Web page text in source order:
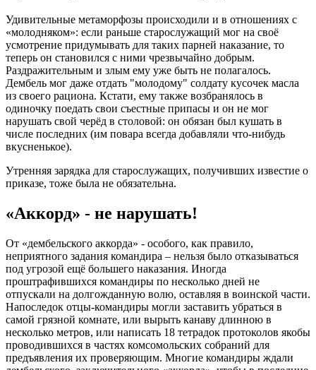
Удивительные метаморфозы происходили и в отношениях с
«молодняком»: если раньше старослужащий мог на своё
усмотрение придумывать для таких парней наказание, то
теперь он становился с ними чрезвычайно добрым.
Раздражительным и злым ему уже быть не полагалось.
Дембель мог даже отдать "молодому" солдату кусочек масла
из своего рациона. Кстати, ему также возбранялось в
одиночку поедать свои съестные припасы и он не мог
нарушать свой черёд в столовой: он обязан был кушать в
числе последних (им повара всегда добавляли что-нибудь
вкусненькое).
Утренняя зарядка для старослужащих, получивших известие о
приказе, тоже была не обязательна.
«Аккорд» - не нарушать!
От «дембельского аккорда» - особого, как правило,
неприятного задания командира – нельзя было отказываться
под угрозой ещё большего наказания. Иногда
проштрафившихся командиры по несколько дней не
отпускали на долгожданную волю, оставляя в воинской части.
Напоследок отцы-командиры могли заставить убраться в
самой грязной комнате, или вырыть канаву длинною в
несколько метров, или написать 18 тетрадок протоколов якобы
проводившихся в частях комсомольских собраний для
предъявления их проверяющим. Многие командиры ждали